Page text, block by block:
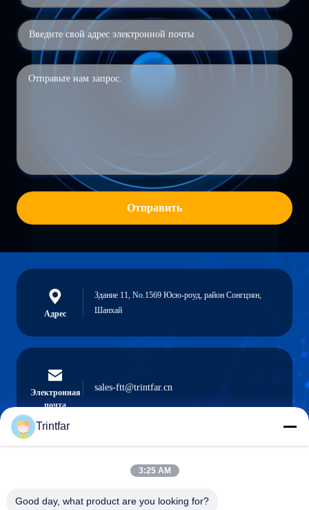
Отправить
Адрес
Здание 11, No.1569 Юсю-роуд, район Сонгцзян,
Шанхай
Электронная
почта
sales-ftt@trintfar.cn
0086- 15216883036
Trintfar
3:25 AM
Good day, what product are you looking for?